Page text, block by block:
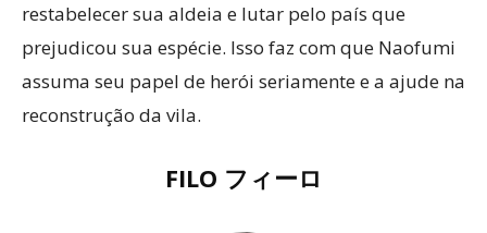
restabelecer sua aldeia e lutar pelo país que
prejudicou sua espécie. Isso faz com que Naofumi
assuma seu papel de herói seriamente e a ajude na
reconstrução da vila.
FILO フィーロ